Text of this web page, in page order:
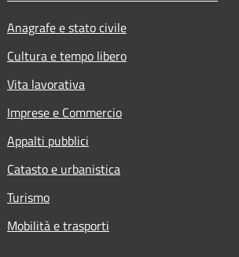
Anagrafe e stato civile
Cultura e tempo libero
Vita lavorativa
Imprese e Commercio
Appalti pubblici
Catasto e urbanistica
Turismo
Mobilità e trasporti